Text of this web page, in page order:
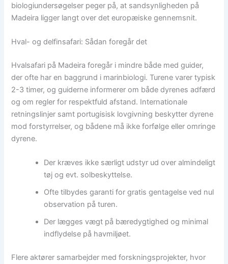
biologiundersøgelser peger på, at sandsynligheden på
Madeira ligger langt over det europæiske gennemsnit.
Hval- og delfinsafari: Sådan foregår det
Hvalsafari på Madeira foregår i mindre både med guider,
der ofte har en baggrund i marinbiologi. Turene varer typisk
2-3 timer, og guiderne informerer om både dyrenes adfærd
og om regler for respektfuld afstand. Internationale
retningslinjer samt portugisisk lovgivning beskytter dyrene
mod forstyrrelser, og bådene må ikke forfølge eller omringe
dyrene.
Der kræves ikke særligt udstyr ud over almindeligt
tøj og evt. solbeskyttelse.
Ofte tilbydes garanti for gratis gentagelse ved nul
observation på turen.
Der lægges vægt på bæredygtighed og minimal
indflydelse på havmiljøet.
Flere aktører samarbejder med forskningsprojekter, hvor